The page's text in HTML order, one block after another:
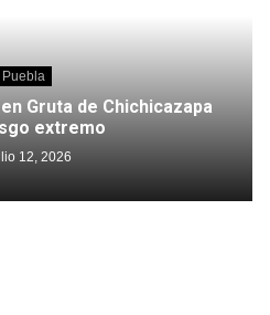
Puebla
Gruta de Chichicazapa
extremo
12, 2026